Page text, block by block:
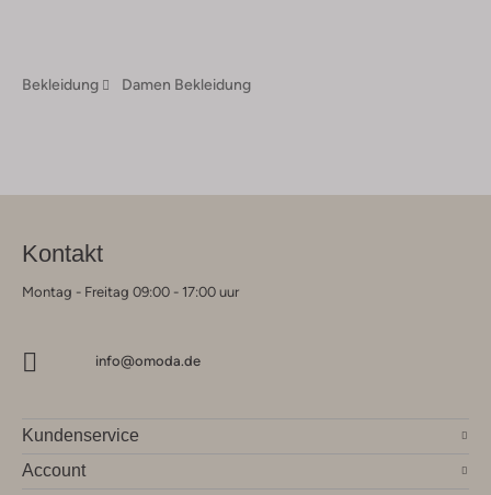
Bekleidung Damen Bekleidung
Kontakt
Montag - Freitag 09:00 - 17:00 uur
info@omoda.de
Kundenservice
Account